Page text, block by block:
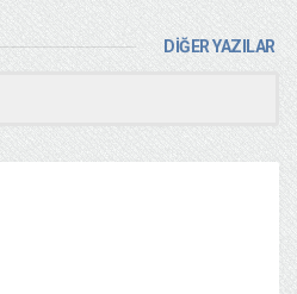
DİĞER YAZILAR